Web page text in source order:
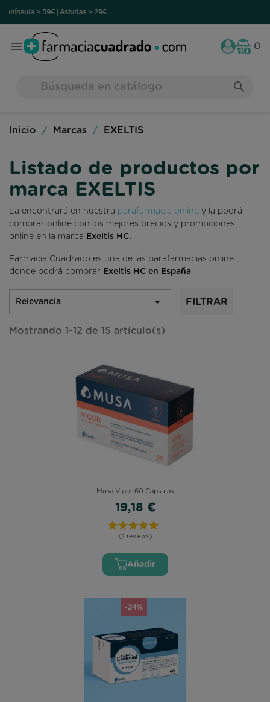
Asturias > 29€
 0
search
Inicio Marcas EXELTIS
Listado de productos por
marca EXELTIS
La encontrará en nuestra parafarmacia online y la podrá
comprar online con los mejores precios y promociones
online en la marca Exeltis HC.
Farmacia Cuadrado es una de las parafarmacias online
donde podrá comprar Exeltis HC en España.
Relevancia  FILTRAR
Mostrando 1-12 de 15 artículo(s)
Musa Vigor 60 Cápsulas
19,18 €
(2 reviews)
Añadir
-24%